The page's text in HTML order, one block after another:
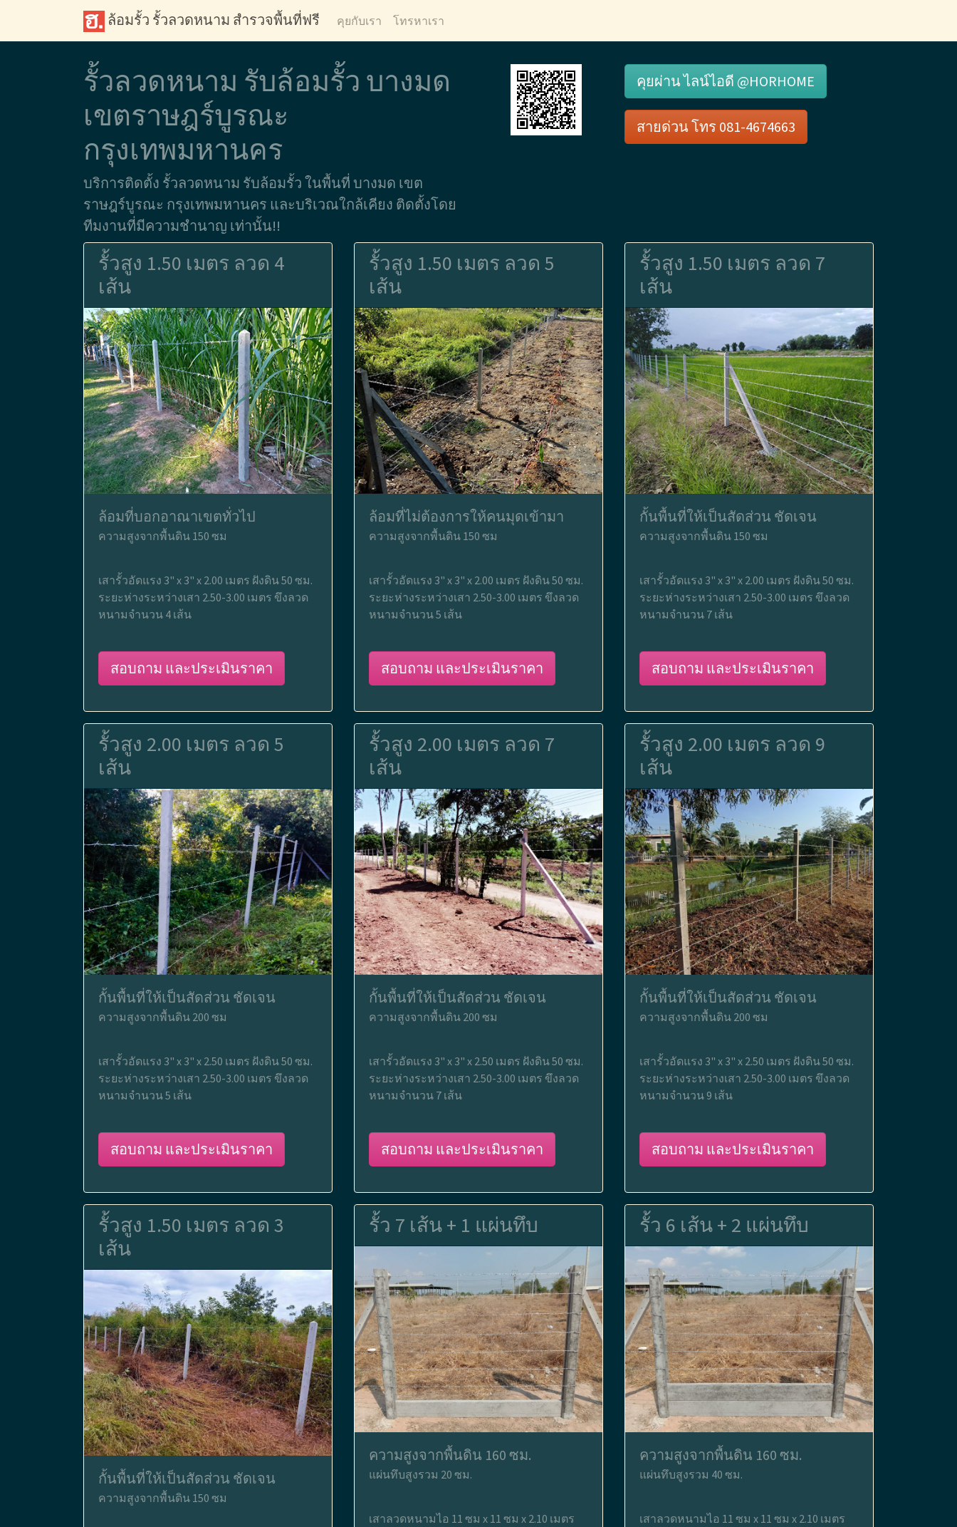
ล้อมรั้ว รั้วลวดหนาม สำรวจพื้นที่ฟรี คุยกับเรา โทรหาเรา
รั้วลวดหนาม รับล้อมรั้ว บางมด
เขตราษฎร์บูรณะ
กรุงเทพมหานคร
บริการติดตั้ง รั้วลวดหนาม รับล้อมรั้ว ในพื้นที่ บางมด เขต
ราษฎร์บูรณะ กรุงเทพมหานคร และบริเวณใกล้เคียง ติดตั้งโดย
ทีมงานที่มีความชำนาญ เท่านั้น!!
คุยผ่าน ไลน์ไอดี @HORHOME
สายด่วน โทร 081-4674663
รั้วสูง 1.50 เมตร ลวด 4
เส้น
ล้อมที่บอกอาณาเขตทั่วไป
ความสูงจากพื้นดิน 150 ซม
เสารั้วอัดแรง 3" x 3" x 2.00 เมตร ฝังดิน 50 ซม.
ระยะห่างระหว่างเสา 2.50-3.00 เมตร ขึงลวด
หนามจำนวน 4 เส้น
สอบถาม และประเมินราคา
รั้วสูง 1.50 เมตร ลวด 5
เส้น
ล้อมที่ไม่ต้องการให้คนมุดเข้ามา
ความสูงจากพื้นดิน 150 ซม
เสารั้วอัดแรง 3" x 3" x 2.00 เมตร ฝังดิน 50 ซม.
ระยะห่างระหว่างเสา 2.50-3.00 เมตร ขึงลวด
หนามจำนวน 5 เส้น
สอบถาม และประเมินราคา
รั้วสูง 1.50 เมตร ลวด 7
เส้น
กั้นพื้นที่ให้เป็นสัดส่วน ชัดเจน
ความสูงจากพื้นดิน 150 ซม
เสารั้วอัดแรง 3" x 3" x 2.00 เมตร ฝังดิน 50 ซม.
ระยะห่างระหว่างเสา 2.50-3.00 เมตร ขึงลวด
หนามจำนวน 7 เส้น
สอบถาม และประเมินราคา
รั้วสูง 2.00 เมตร ลวด 5
เส้น
กั้นพื้นที่ให้เป็นสัดส่วน ชัดเจน
ความสูงจากพื้นดิน 200 ซม
เสารั้วอัดแรง 3" x 3" x 2.50 เมตร ฝังดิน 50 ซม.
ระยะห่างระหว่างเสา 2.50-3.00 เมตร ขึงลวด
หนามจำนวน 5 เส้น
สอบถาม และประเมินราคา
รั้วสูง 2.00 เมตร ลวด 7
เส้น
กั้นพื้นที่ให้เป็นสัดส่วน ชัดเจน
ความสูงจากพื้นดิน 200 ซม
เสารั้วอัดแรง 3" x 3" x 2.50 เมตร ฝังดิน 50 ซม.
ระยะห่างระหว่างเสา 2.50-3.00 เมตร ขึงลวด
หนามจำนวน 7 เส้น
สอบถาม และประเมินราคา
รั้วสูง 2.00 เมตร ลวด 9
เส้น
กั้นพื้นที่ให้เป็นสัดส่วน ชัดเจน
ความสูงจากพื้นดิน 200 ซม
เสารั้วอัดแรง 3" x 3" x 2.50 เมตร ฝังดิน 50 ซม.
ระยะห่างระหว่างเสา 2.50-3.00 เมตร ขึงลวด
หนามจำนวน 9 เส้น
สอบถาม และประเมินราคา
รั้วสูง 1.50 เมตร ลวด 3
เส้น
กั้นพื้นที่ให้เป็นสัดส่วน ชัดเจน
ความสูงจากพื้นดิน 150 ซม
รั้ว 7 เส้น + 1 แผ่นทึบ
ความสูงจากพื้นดิน 160 ซม.
แผ่นทึบสูงรวม 20 ซม.
เสาลวดหนามไอ 11 ซม x 11 ซม x 2.10 เมตร
รั้ว 6 เส้น + 2 แผ่นทึบ
ความสูงจากพื้นดิน 160 ซม.
แผ่นทึบสูงรวม 40 ซม.
เสาลวดหนามไอ 11 ซม x 11 ซม x 2.10 เมตร